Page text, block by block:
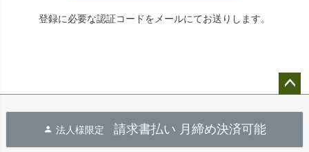
登録に必要な認証コードをメールにてお送りします。
へ
法人様限定 請求書払い 月締め決済可能